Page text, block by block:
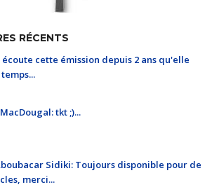
RÉCENTS
écoute cette émission depuis 2 ans qu'elle
tkt ;)...
Sidiki: Toujours disponible pour de
merci...